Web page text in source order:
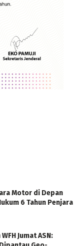
Motor di Depan
6 Tahun Penjara
Jumat ASN: